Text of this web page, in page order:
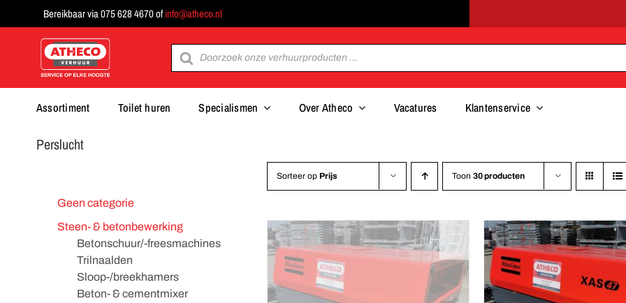
Bereikbaar via 075 628 4670 ofinfo@atheco.nl
Producten
zoeken
Assortiment Toilet huren Specialismen Over Atheco Vacatures Klantenservice
Perslucht
Sorteer op Prijs Toon 30 producten
Geen categorie
Steen- & betonbewerking
Betonschuur/-freesmachines
Trilnaalden
Sloop-/breekhamers
Beton- & cementmixer